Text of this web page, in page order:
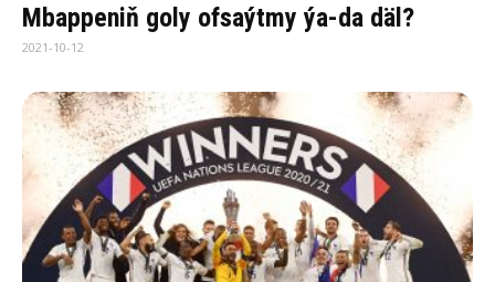
Mbappeniň goly ofsaýtmy ýa-da däl?
2021-10-12